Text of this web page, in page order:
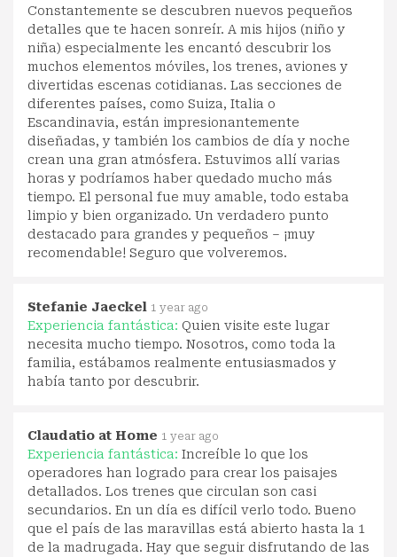
Constantemente se descubren nuevos pequeños
detalles que te hacen sonreír. A mis hijos (niño y
niña) especialmente les encantó descubrir los
muchos elementos móviles, los trenes, aviones y
divertidas escenas cotidianas. Las secciones de
diferentes países, como Suiza, Italia o
Escandinavia, están impresionantemente
diseñadas, y también los cambios de día y noche
crean una gran atmósfera. Estuvimos allí varias
horas y podríamos haber quedado mucho más
tiempo. El personal fue muy amable, todo estaba
limpio y bien organizado. Un verdadero punto
destacado para grandes y pequeños – ¡muy
recomendable! Seguro que volveremos.
Stefanie Jaeckel 1 year ago
Experiencia fantástica: Quien visite este lugar
necesita mucho tiempo. Nosotros, como toda la
familia, estábamos realmente entusiasmados y
había tanto por descubrir.
Claudatio at Home 1 year ago
Experiencia fantástica: Increíble lo que los
operadores han logrado para crear los paisajes
detallados. Los trenes que circulan son casi
secundarios. En un día es difícil verlo todo. Bueno
que el país de las maravillas está abierto hasta la 1
de la madrugada. Hay que seguir disfrutando de las